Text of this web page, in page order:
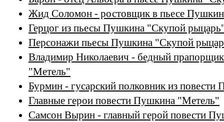
Жид Соломон - ростовщик в пьесе
Герцог из пьесы Пушкина "Скупой
Персонажи пьесы Пушкина "Скупой
Владимир Николаевич - бедный
"Метель"
Бурмин - гусарский полковник из
Главные герои повести Пушкина "Метель"
Самсон Вырин - главный герой повести